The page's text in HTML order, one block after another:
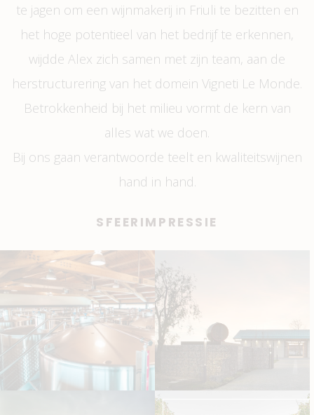
te jagen om een ​​wijnmakerij in Friuli te bezitten en
het hoge potentieel van het bedrijf te erkennen,
wijdde Alex zich samen met zijn team, aan de
herstructurering van het domein Vigneti Le Monde.
Betrokkenheid bij het milieu vormt de kern van
alles wat we doen.
Bij ons gaan verantwoorde teelt en kwaliteitswijnen
hand in hand.
SFEERIMPRESSIE